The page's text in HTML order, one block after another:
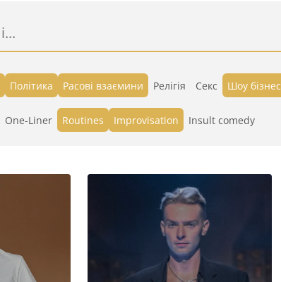
Політика Расові взаємини Релігія Секс Шоу бізнес
One-Liner Routines Improvisation Insult comedy